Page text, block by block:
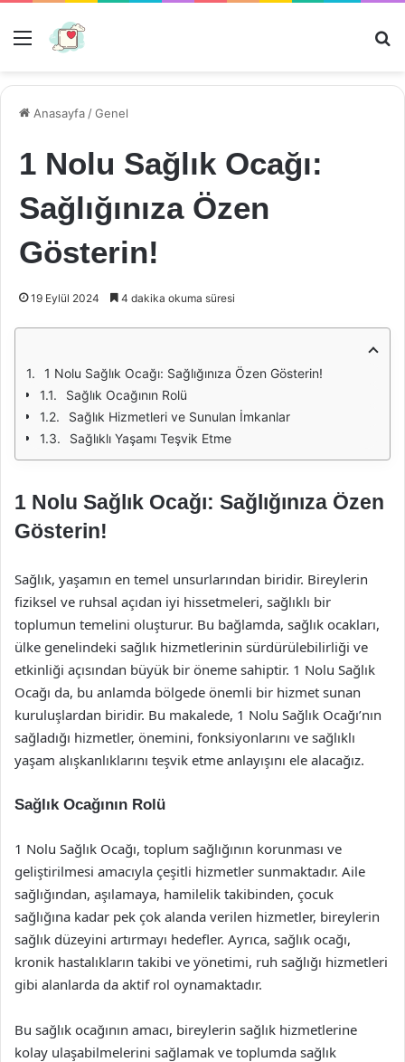
Menü
Anasayfa /Genel
1 Nolu Sağlık Ocağı:
Sağlığınıza Özen
Gösterin!
19 Eylül 2024 4 dakika okuma süresi
1 Nolu Sağlık Ocağı: Sağlığınıza Özen Gösterin!
Sağlık Ocağının Rolü
Sağlık Hizmetleri ve Sunulan İmkanlar
Sağlıklı Yaşamı Teşvik Etme
1 Nolu Sağlık Ocağı: Sağlığınıza Özen
Gösterin!
Sağlık, yaşamın en temel unsurlarından biridir. Bireylerin
fiziksel ve ruhsal açıdan iyi hissetmeleri, sağlıklı bir
toplumun temelini oluşturur. Bu bağlamda, sağlık ocakları,
ülke genelindeki sağlık hizmetlerinin sürdürülebilirliği ve
etkinliği açısından büyük bir öneme sahiptir. 1 Nolu Sağlık
Ocağı da, bu anlamda bölgede önemli bir hizmet sunan
kuruluşlardan biridir. Bu makalede, 1 Nolu Sağlık Ocağı’nın
sağladığı hizmetler, önemini, fonksiyonlarını ve sağlıklı
yaşam alışkanlıklarını teşvik etme anlayışını ele alacağız.
Sağlık Ocağının Rolü
1 Nolu Sağlık Ocağı, toplum sağlığının korunması ve
geliştirilmesi amacıyla çeşitli hizmetler sunmaktadır. Aile
sağlığından, aşılamaya, hamilelik takibinden, çocuk
sağlığına kadar pek çok alanda verilen hizmetler, bireylerin
sağlık düzeyini artırmayı hedefler. Ayrıca, sağlık ocağı,
kronik hastalıkların takibi ve yönetimi, ruh sağlığı hizmetleri
gibi alanlarda da aktif rol oynamaktadır.
Bu sağlık ocağının amacı, bireylerin sağlık hizmetlerine
kolay ulaşabilmelerini sağlamak ve toplumda sağlık